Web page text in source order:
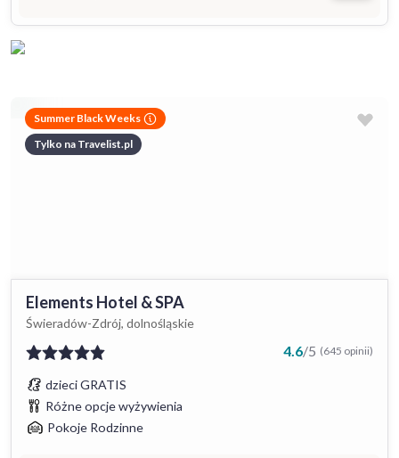
Summer Black Weeks
Tylko na Travelist.pl
Elements Hotel & SPA
Świeradów-Zdrój, dolnośląskie
4.6/5 (645 opinii)
dzieci GRATIS
Różne opcje wyżywienia
Pokoje Rodzinne